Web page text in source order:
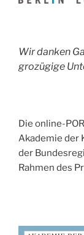
Wir danken
grozügige
Die online-
Akademie der
der
Rahmen des